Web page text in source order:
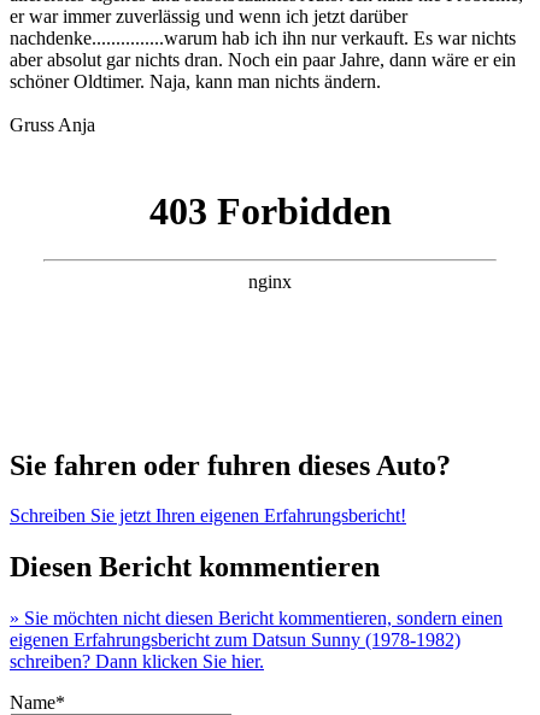
er war immer zuverlässig und wenn ich jetzt darüber
nachdenke...............warum hab ich ihn nur verkauft. Es war nichts
aber absolut gar nichts dran. Noch ein paar Jahre, dann wäre er ein
schöner Oldtimer. Naja, kann man nichts ändern.
Gruss Anja
Sie fahren oder fuhren dieses Auto?
Schreiben Sie jetzt Ihren eigenen Erfahrungsbericht!
Diesen Bericht kommentieren
» Sie möchten nicht diesen Bericht kommentieren, sondern einen
eigenen Erfahrungsbericht zum Datsun Sunny (1978-1982)
schreiben? Dann klicken Sie hier.
Name*